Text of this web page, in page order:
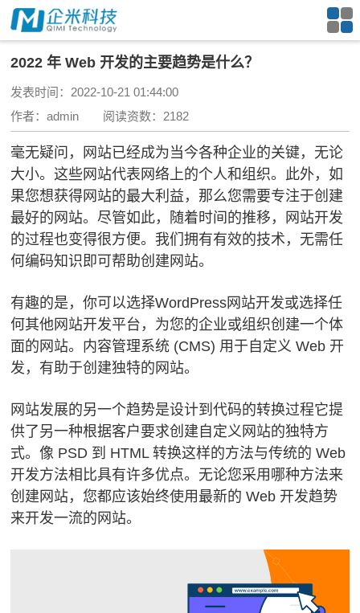
2022 年 Web 开发的主要趋势是什么？
发表时间：2022-10-21 01:44:00
作者：admin 阅读资数：2182
毫无疑问，网站已经成为当今各种企业的关键，无论
大小。这些网站代表网络上的个人和组织。 此外，如
果您想获得网站的最大利益，那么您需要专注于创建
最好的网站。尽管如此，随着时间的推移，网站开发
的过程也变得很方便。 我们拥有有效的技术，无需任
何编码知识即可帮助创建网站。
有趣的是，你可以选择WordPress网站开发或选择任
何其他网站开发平台，为您的企业或组织创建一个体
面的网站。 内容管理系统 (CMS) 用于自定义 Web 开
发，有助于创建独特的网站。
网站发展的另一个趋势是设计到代码的转换过程它提
供了另一种根据客户要求创建自定义网站的独特方
式。像 PSD 到 HTML 转换这样的方法与传统的 Web
开发方法相比具有许多优点。 无论您采用哪种方法来
创建网站，您都应该始终使用最新的 Web 开发趋势
来开发一流的网站。